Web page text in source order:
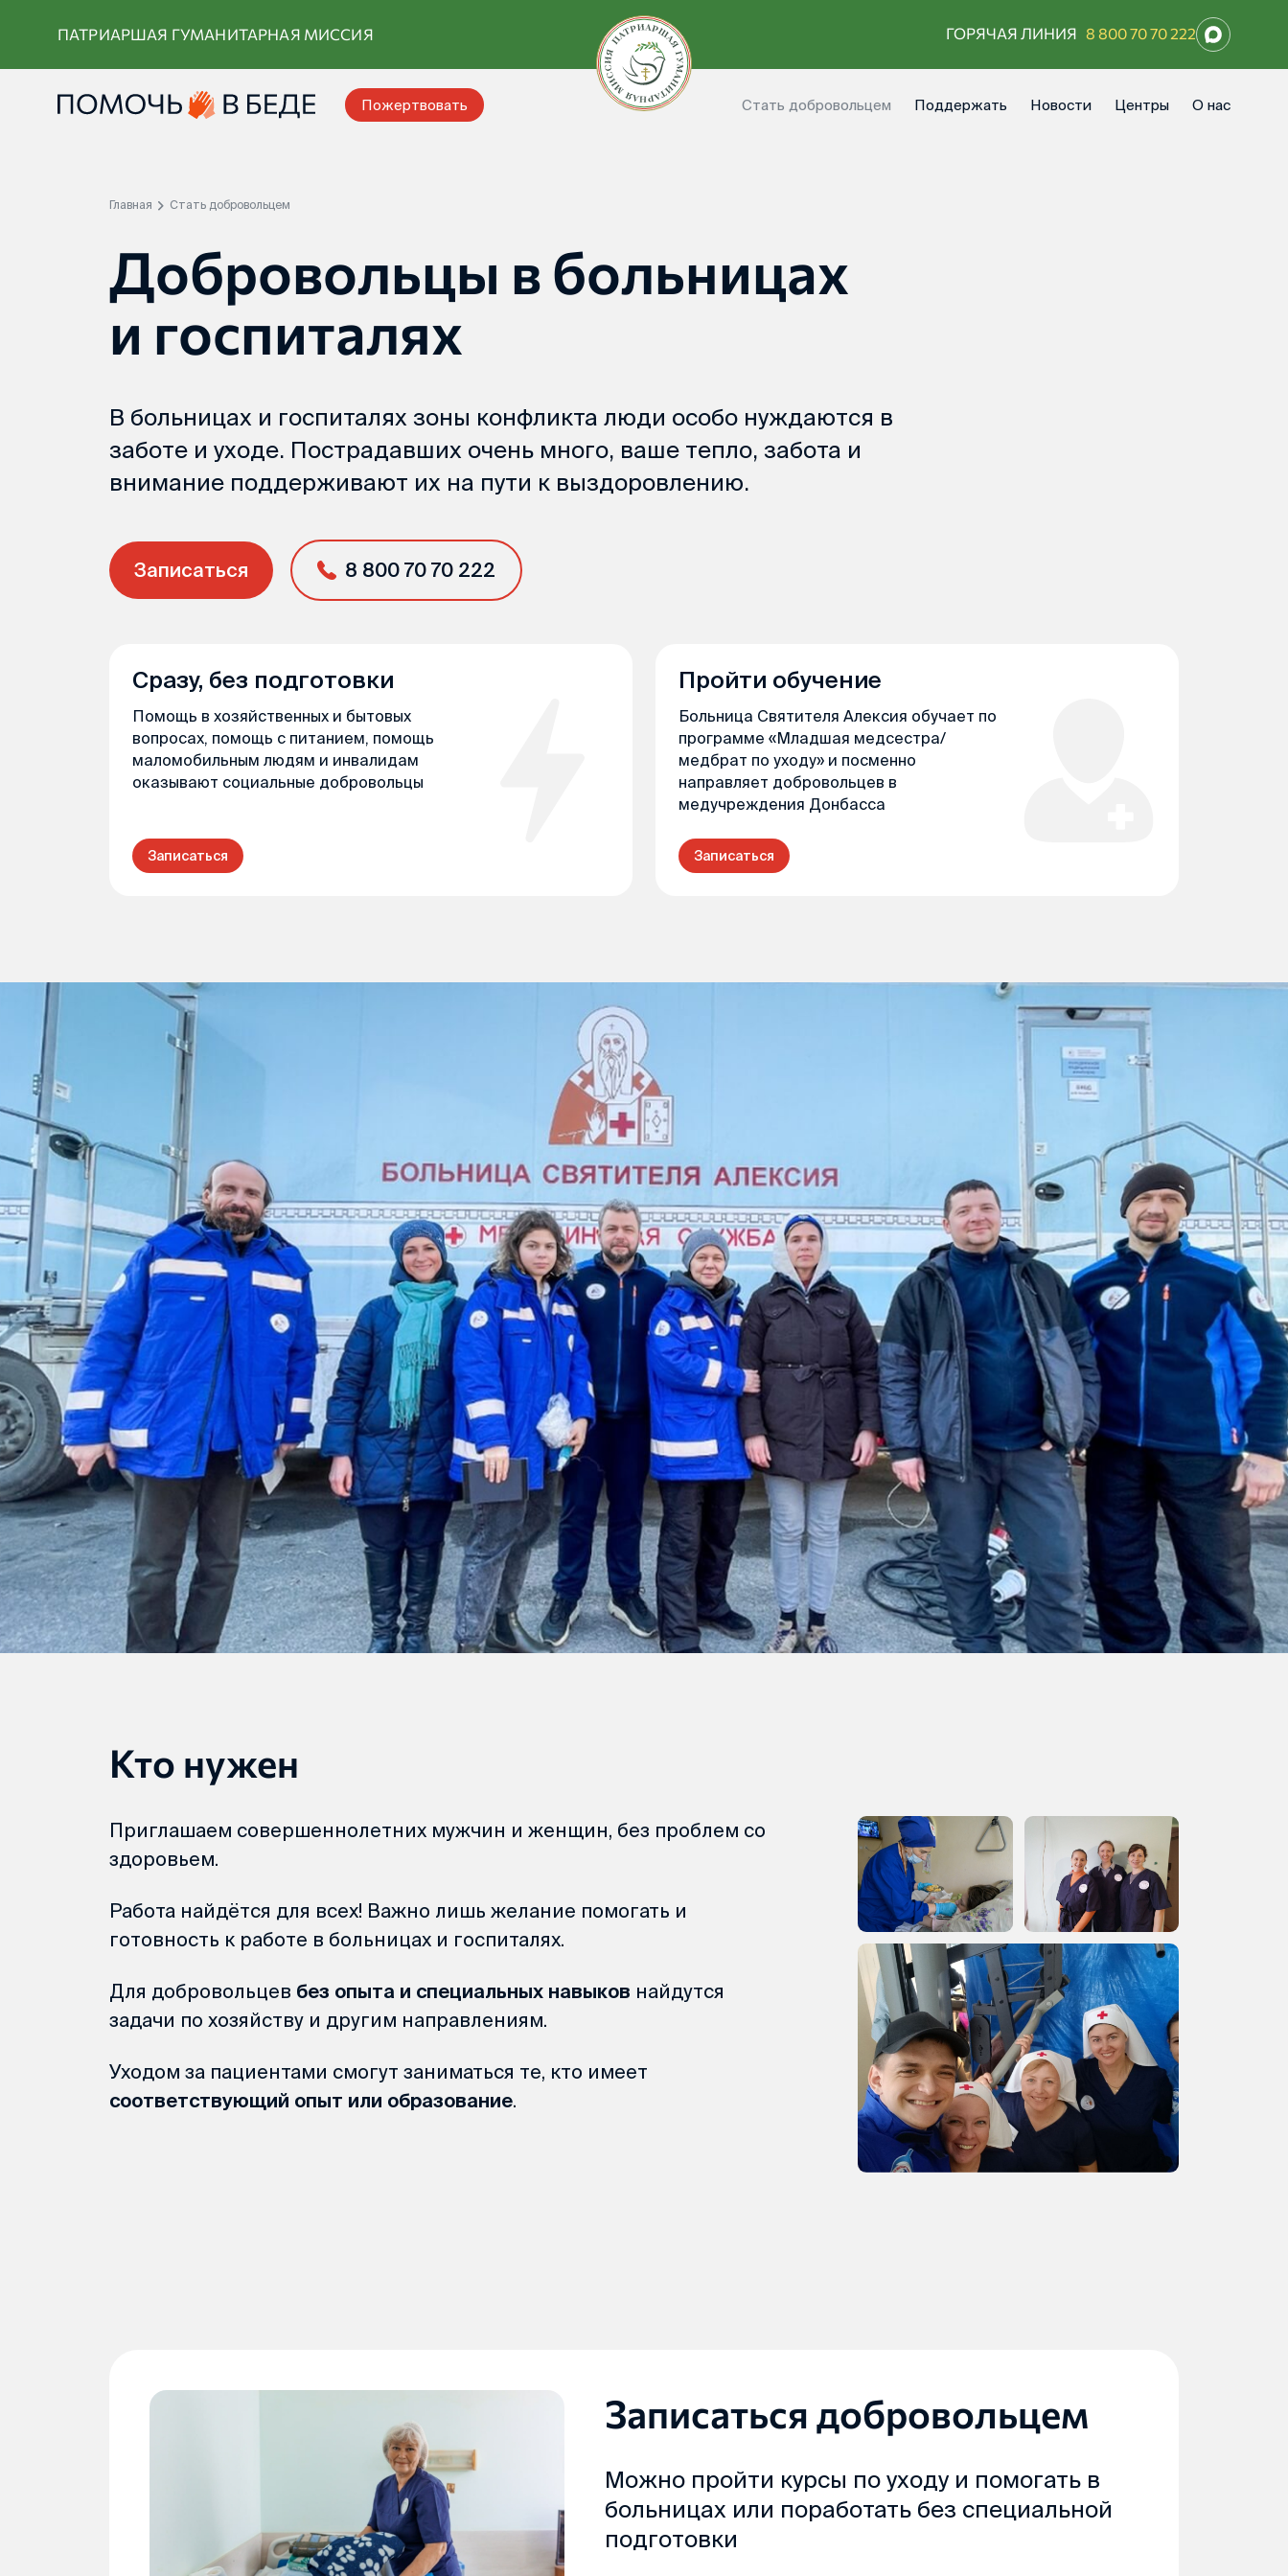
ПАТРИАРШАЯ ГУМАНИТАРНАЯ МИССИЯ ГОРЯЧАЯ ЛИНИЯ 8 800 70 70 222
Пожертвовать Стать добровольцем Поддержать Новости Центры О нас
Главная Стать добровольцем
Добровольцы в больницах
и госпиталях
В больницах и госпиталях зоны конфликта люди особо нуждаются в
заботе и уходе. Пострадавших очень много, ваше тепло, забота и
внимание поддерживают их на пути к выздоровлению.
Записаться 8 800 70 70 222
Сразу, без подготовки
Помощь в хозяйственных и бытовых
вопросах, помощь с питанием, помощь
маломобильным людям и инвалидам
оказывают социальные добровольцы
Записаться
Пройти обучение
Больница Святителя Алексия обучает по
программе «Младшая медсестра/
медбрат по уходу» и посменно
направляет добровольцев в
медучреждения Донбасса
Записаться
Кто нужен
Приглашаем совершеннолетних мужчин и женщин, без проблем со
здоровьем.
Работа найдётся для всех! Важно лишь желание помогать и
готовность к работе в больницах и госпиталях.
Для добровольцев без опыта и специальных навыков найдутся
задачи по хозяйству и другим направлениям.
Уходом за пациентами смогут заниматься те, кто имеет
соответствующий опыт или образование.
Записаться добровольцем
Можно пройти курсы по уходу и помогать в
больницах или поработать без специальной
подготовки